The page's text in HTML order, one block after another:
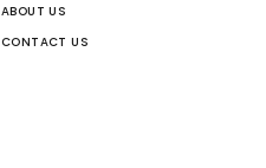
ABOUT US
CONTACT US